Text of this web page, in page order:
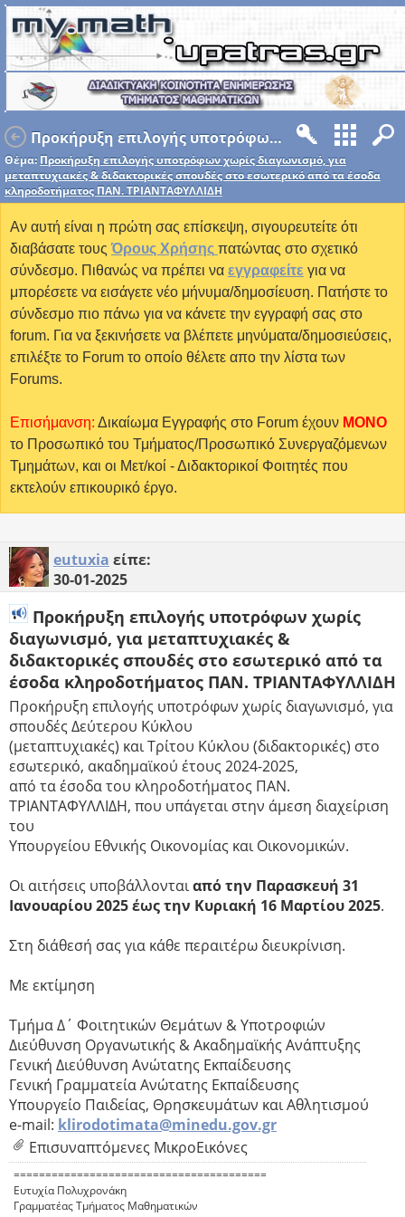
Προκήρυξη επιλογής υποτρόφων χωρίς διαγωνισμό, για μεταπτυχιακές & διδακτορικές σπουδές στο εσωτερικό από τα έσοδα κληροδοτήματος ΠΑΝ. ΤΡΙΑΝΤΑΦΥΛΛΙΔΗ
Θέμα: Προκήρυξη επιλογής υποτρόφων χωρίς διαγωνισμό, για
μεταπτυχιακές & διδακτορικές σπουδές στο εσωτερικό από τα έσοδα
κληροδοτήματος ΠΑΝ. ΤΡΙΑΝΤΑΦΥΛΛΙΔΗ
Αν αυτή είναι η πρώτη σας επίσκεψη, σιγουρευτείτε ότι
διαβάσατε τους Όρους Χρήσης πατώντας στο σχετικό
σύνδεσμο. Πιθανώς να πρέπει να εγγραφείτε για να
μπορέσετε να εισάγετε νέο μήνυμα/δημοσίευση. Πατήστε το
σύνδεσμο πιο πάνω για να κάνετε την εγγραφή σας στο
forum. Για να ξεκινήσετε να βλέπετε μηνύματα/δημοσιεύσεις,
επιλέξτε το Forum το οποίο θέλετε απο την λίστα των
Forums.
Επισήμανση: Δικαίωμα Εγγραφής στο Forum έχουν MONO
το Προσωπικό του Τμήματος/Προσωπικό Συνεργαζόμενων
Τμημάτων, και οι Μετ/κοί - Διδακτορικοί Φοιτητές που
εκτελούν επικουρικό έργο.
eutuxia είπε:
30-01-2025
Προκήρυξη επιλογής υποτρόφων χωρίς
διαγωνισμό, για μεταπτυχιακές &
διδακτορικές σπουδές στο εσωτερικό από τα
έσοδα κληροδοτήματος ΠΑΝ. ΤΡΙΑΝΤΑΦΥΛΛΙΔΗ
Προκήρυξη επιλογής υποτρόφων χωρίς διαγωνισμό, για
σπουδές Δεύτερου Κύκλου
(μεταπτυχιακές) και Τρίτου Κύκλου (διδακτορικές) στο
εσωτερικό, ακαδημαϊκού έτους 2024-2025,
από τα έσοδα του κληροδοτήματος ΠΑΝ.
ΤΡΙΑΝΤΑΦΥΛΛΙΔΗ, που υπάγεται στην άμεση διαχείριση
του
Υπουργείου Εθνικής Οικονομίας και Οικονομικών.
Οι αιτήσεις υποβάλλονταιαπό την Παρασκευή 31
Ιανουαρίου 2025 έως την Κυριακή 16 Μαρτίου 2025.
Στη διάθεσή σας για κάθε περαιτέρω διευκρίνιση.
Με εκτίμηση
Τμήμα Δ΄ Φοιτητικών Θεμάτων & Υποτροφιών
Διεύθυνση Οργανωτικής & Ακαδημαϊκής Ανάπτυξης
Γενική Διεύθυνση Ανώτατης Εκπαίδευσης
Γενική Γραμματεία Ανώτατης Εκπαίδευσης
Υπουργείο Παιδείας, Θρησκευμάτων και Αθλητισμού
e-mail: klirodotimata@minedu.gov.gr
Επισυναπτόμενες ΜικροΕικόνες
========================================
Ευτυχία Πολυχρονάκη
Γραμματέας Τμήματος Μαθηματικών